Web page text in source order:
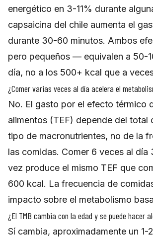
energético en 3-11% durante
capsaicina del chile aumenta el
durante 30-60 minutos. Ambos
pero pequeños — equivalen a 50-
día, no a los 500+ kcal que a
¿Comer varias veces al día acelera el
No. El gasto por el efecto térmico
alimentos (TEF) depende del total
tipo de macronutrientes, no de la
las comidas. Comer 6 veces al día
vez produce el mismo TEF que
600 kcal. La frecuencia de
impacto sobre el metabolismo
¿El TMB cambia con la edad y se puede hacer
Sí cambia, aproximadamente un 1-